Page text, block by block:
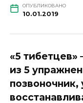
ОПУБЛИКОВАНО
10.01.2019
«5
из 5
позвоночник,